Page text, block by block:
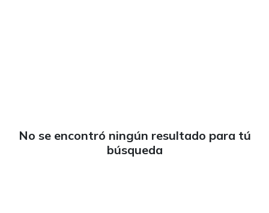
No se encontró ningún resultado para tú
búsqueda